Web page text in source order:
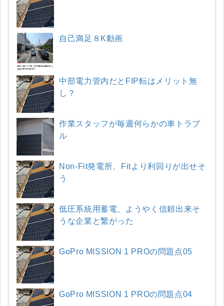
自己満足８K動画
中部電力管内だとFIP転はメリット無
し？
作業スタッフが毎週何らかの車トラブ
ル
Non-Fit発電所、Fitより利回りが出せそ
う
低圧系統用蓄電、ようやく信頼出来そ
うな企業と繋がった
GoPro MISSION 1 PROの問題点05
GoPro MISSION 1 PROの問題点04